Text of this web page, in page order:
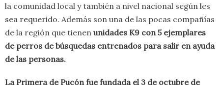
la comunidad local y también a nivel nacional según les
sea requerido. Además son una de las pocas compañías
de la región que tienen unidades K9 con 5 ejemplares
de perros de búsquedas entrenados para salir en ayuda
de las personas.
La Primera de Pucón fue fundada el 3 de octubre de